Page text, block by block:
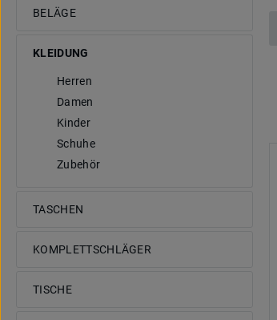
BELÄGE
KLEIDUNG
Herren
Damen
Kinder
Schuhe
Zubehör
TASCHEN
KOMPLETTSCHLÄGER
TISCHE